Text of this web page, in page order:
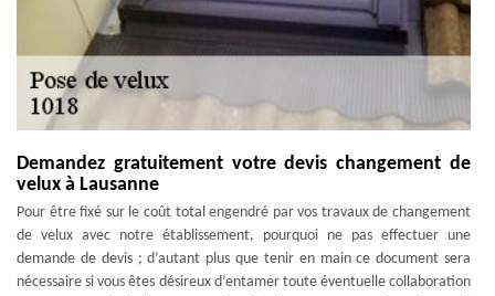
Demandez gratuitement votre devis changement de
velux à Lausanne
Pour être fixé sur le coût total engendré par vos travaux de changement
de velux avec notre établissement, pourquoi ne pas effectuer une
demande de devis ; d’autant plus que tenir en main ce document sera
nécessaire si vous êtes désireux d’entamer toute éventuelle collaboration